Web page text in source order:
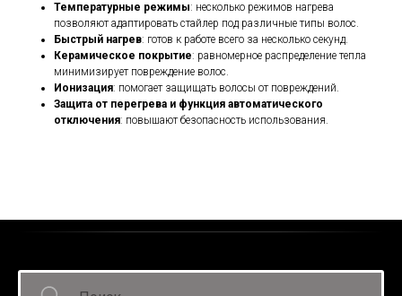
Температурные режимы: несколько режимов нагрева
позволяют адаптировать стайлер под различные типы волос.
Быстрый нагрев: готов к работе всего за несколько секунд.
Керамическое покрытие: равномерное распределение тепла
минимизирует повреждение волос.
Ионизация: помогает защищать волосы от повреждений.
Защита от перегрева и функция автоматического
отключения: повышают безопасность использования.